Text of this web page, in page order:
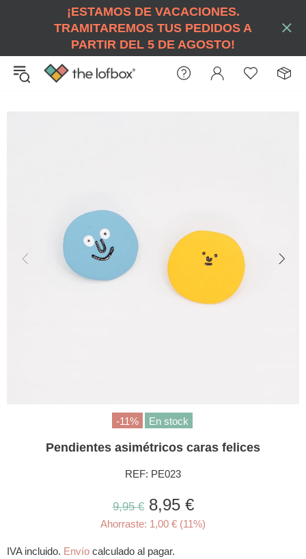
¡ESTAMOS DE VACACIONES.
TRAMITAREMOS TUS PEDIDOS A
PARTIR DEL 5 DE AGOSTO!
-11% En stock
Pendientes asimétricos caras felices
REF: PE023
9,95 € 8,95 €
Ahorraste: 1,00 € (11%)
IVA incluido. Envío calculado al pagar.